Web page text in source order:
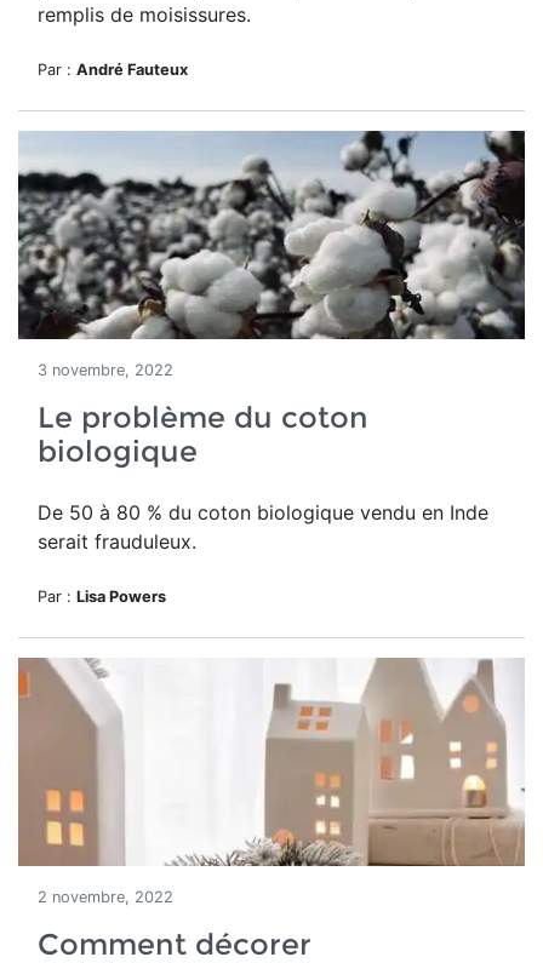
remplis de moisissures.
Par : André Fauteux
3 novembre, 2022
Le problème du coton
biologique
De 50 à 80 % du coton biologique vendu en Inde
serait frauduleux.
Par : Lisa Powers
2 novembre, 2022
Comment décorer